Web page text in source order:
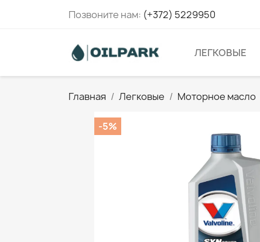
Позвоните нам: (+372) 5229950
ЛЕГКОВЫЕ
Главная Легковые Моторное масло
-5%